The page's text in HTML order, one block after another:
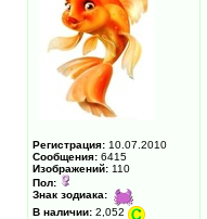
Регистрация: 10.07.2010
Сообщения: 6415
Изображений: 110
Пол:
Знак зодиака:
В наличии: 2,052